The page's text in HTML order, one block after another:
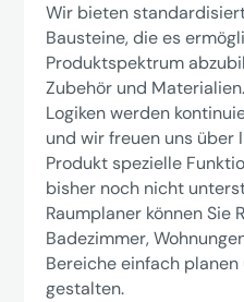
Wir bieten
Bausteine, die es
Produktspektrum
Zubehör und
Logiken werden
und wir freuen uns über
Produkt spezielle
bisher noch nicht
Raumplaner können Sie
Badezimmer,
Bereiche einfach
gestalten.